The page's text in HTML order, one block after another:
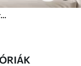
Dombornyomott levelek meleg bézs árnyalatokban